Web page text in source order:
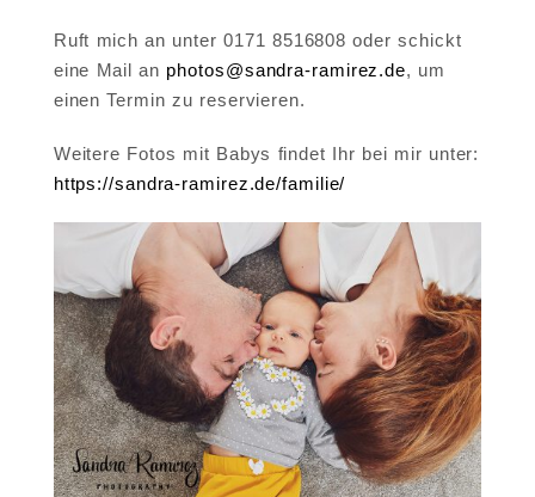
Ruft mich an unter 0171 8516808 oder schickt
eine Mail an photos@sandra-ramirez.de, um
einen Termin zu reservieren.
Weitere Fotos mit Babys findet Ihr bei mir unter:
https://sandra-ramirez.de/familie/